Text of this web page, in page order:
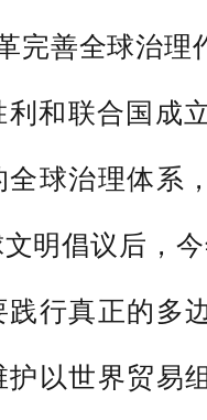
完善全球治理
和联合国成
全球治理体系
明倡议后，
行真正的多
护以世界贸易